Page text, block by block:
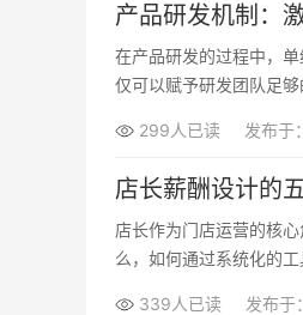
产品研发机制：
在产品研发的过程中，
仅可以赋予研发团队足
299人已读 发布
店长薪酬设计的
店长作为门店运营的核
么，如何通过系统化的
339人已读 发布